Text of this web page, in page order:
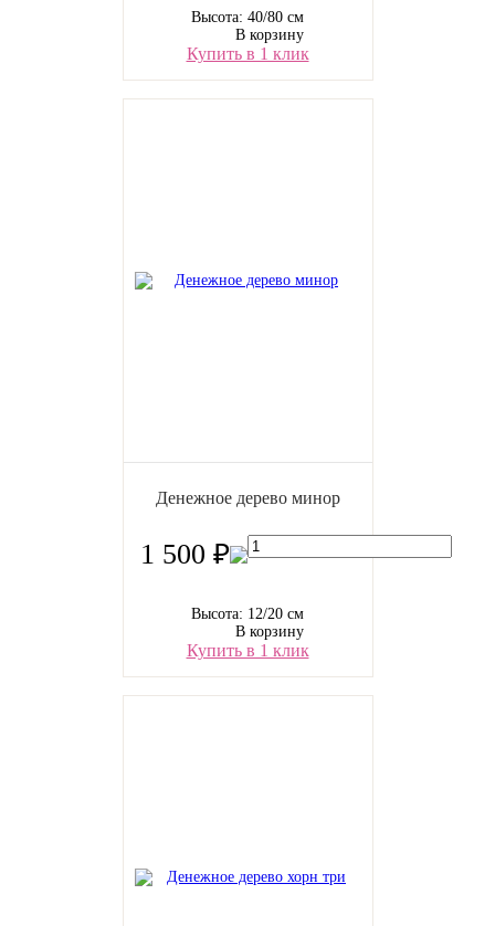
Высота: 40/80 см
В корзину
Купить в 1 клик
Денежное дерево минор
1 500 ₽
Высота: 12/20 см
В корзину
Купить в 1 клик